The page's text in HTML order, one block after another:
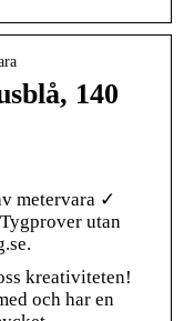
140
metervara ✓
utan
kreativiteten!
och har en